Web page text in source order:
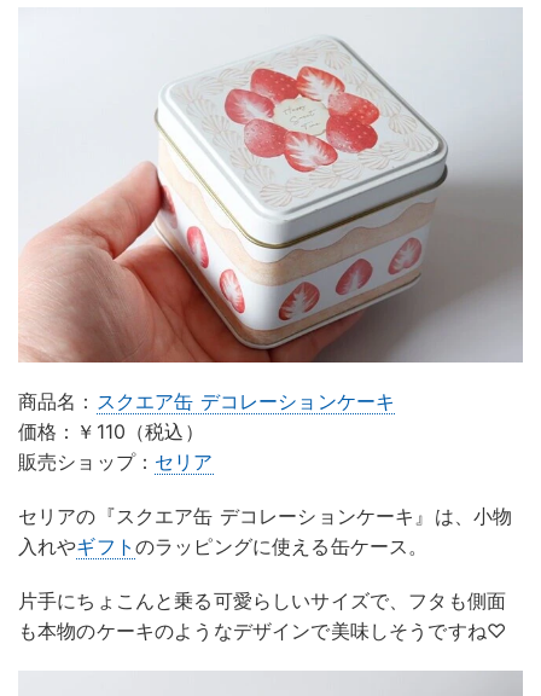
商品名： スクエア缶 デコレーションケーキ
価格：￥110（税込）
販売ショップ： セリア
セリアの『スクエア缶 デコレーションケーキ』は、小物
入れやギフト のラッピングに使える缶ケース。
片手にちょこんと乗る可愛らしいサイズで、フタも側面
も本物のケーキのようなデザインで美味しそうですね♡